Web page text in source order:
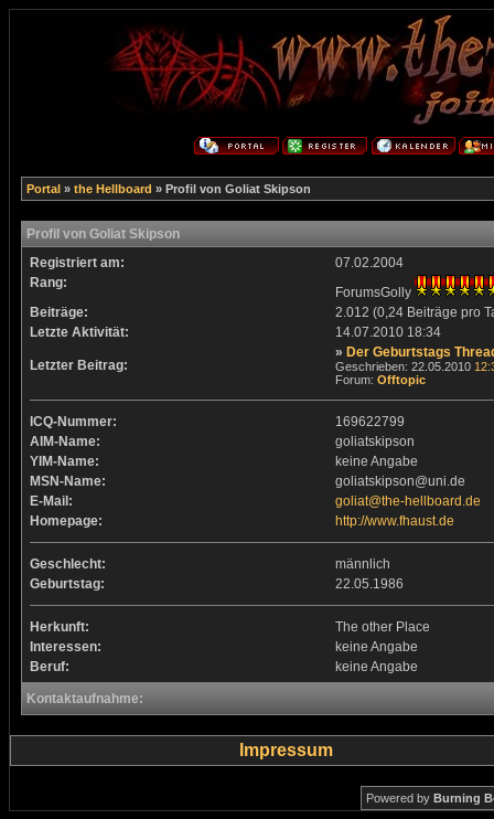
Portal » the Hellboard » Profil von Goliat Skipson
Profil von Goliat Skipson
Registriert am:
07.02.2004
Rang:
ForumsGolly
Beiträge:
2.012 (0,24 Beiträge pro
Letzte Aktivität:
14.07.2010 18:34
Letzter Beitrag:
» Der Geburtstags
Geschrieben: 22.05.2010
Forum: Offtopic
ICQ-Nummer:
169622799
AIM-Name:
goliatskipson
YIM-Name:
keine Angabe
MSN-Name:
goliatskipson@uni.de
E-Mail:
goliat@the-hellboard.de
Homepage:
http://www.fhaust.de
Geschlecht:
männlich
Geburtstag:
22.05.1986
Herkunft:
The other Place
Interessen:
keine Angabe
Beruf:
keine Angabe
Kontaktaufnahme:
Impressum
Powered by Burning